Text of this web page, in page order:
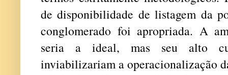
de disponibilidade de listagem da
conglomerado foi apropriada. A
seria a ideal, mas seu alto
inviabilizariam a operacionalização